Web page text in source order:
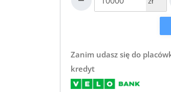
Zanim udasz się do
kredyt